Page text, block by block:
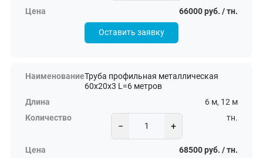
66000 руб. / тн.
Оставить заявку
Труба профильная металлическая
60х20х3 L=6 метров
6 м, 12 м
− +
тн.
68500 руб. / тн.